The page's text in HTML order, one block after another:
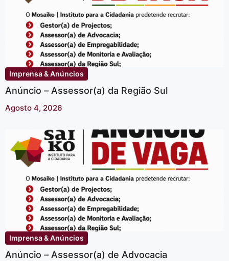
Imprensa & Anúncios
Anúncio – Assessor(a) da Região Sul
Agosto 4, 2026
Imprensa & Anúncios
Anúncio – Assessor(a) de Advocacia